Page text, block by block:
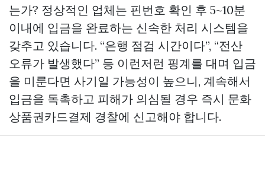
는가? 정상적인 업체는 핀번호 확인 후 5~10분
이내에 입금을 완료하는 신속한 처리 시스템을
갖추고 있습니다. “은행 점검 시간이다”, “전산
오류가 발생했다” 등 이런저런 핑계를 대며 입금
을 미룬다면 사기일 가능성이 높으니, 계속해서
입금을 독촉하고 피해가 의심될 경우 즉시 문화
상품권카드결제 경찰에 신고해야 합니다.